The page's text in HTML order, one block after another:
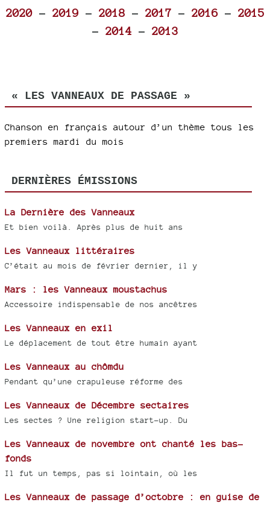
2020- 2019 - 2018 - 2017 - 2016- 2015
- 2014 - 2013
« LES VANNEAUX DE PASSAGE »
Chanson en français autour d’un thème tous les
premiers mardi du mois
DERNIÈRES ÉMISSIONS
La Dernière des Vanneaux
Et bien voilà. Après plus de huit ans
Les Vanneaux littéraires
C’était au mois de février dernier, il y
Mars : les Vanneaux moustachus
Accessoire indispensable de nos ancêtres
Les Vanneaux en exil
Le déplacement de tout être humain ayant
Les Vanneaux au chômdu
Pendant qu’une crapuleuse réforme des
Les Vanneaux de Décembre sectaires
Les sectes ? Une religion start-up. Du
Les Vanneaux de novembre ont chanté les bas-
fonds
Il fut un temps, pas si lointain, où les
Les Vanneaux de passage d’octobre : en guise de